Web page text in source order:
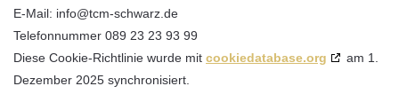
E-Mail: info@tcm-schwarz.de
Telefonnummer 089 23 23 93 99
Diese Cookie-Richtlinie wurde mit cookiedatabase.org
am 1.
Dezember 2025 synchronisiert.